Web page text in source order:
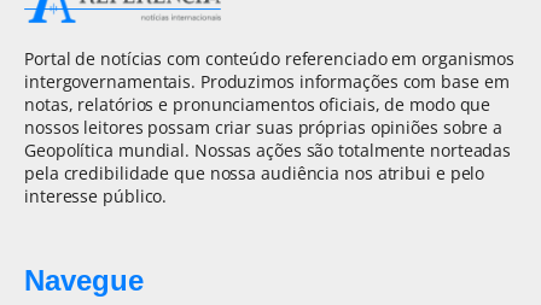
Portal de notícias com conteúdo referenciado em organismos
intergovernamentais. Produzimos informações com base em
notas, relatórios e pronunciamentos oficiais, de modo que
nossos leitores possam criar suas próprias opiniões sobre a
Geopolítica mundial. Nossas ações são totalmente norteadas
pela credibilidade que nossa audiência nos atribui e pelo
interesse público.
Navegue